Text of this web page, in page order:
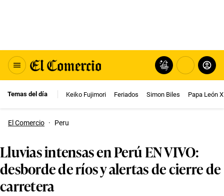
Temas del día Keiko Fujimori Feriados Simon Biles Papa León
El Comercio · Peru
Lluvias intensas en Perú EN VIVO:
desborde de ríos y alertas de cierre de
carretera